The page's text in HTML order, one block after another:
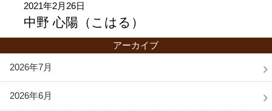
2021年2月26日
中野 心陽（こはる）
アーカイブ
2026年7月
2026年6月